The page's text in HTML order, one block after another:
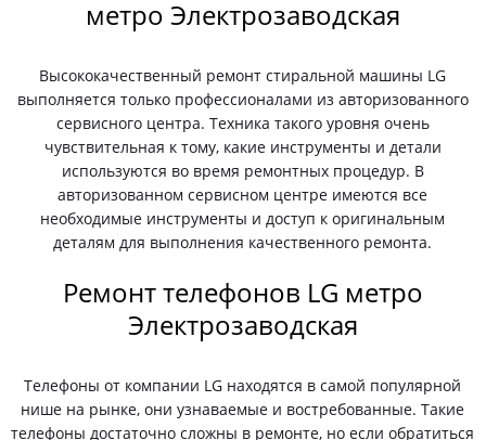
метро Электрозаводская
Высококачественный ремонт стиральной машины LG
выполняется только профессионалами из авторизованного
сервисного центра. Техника такого уровня очень
чувствительная к тому, какие инструменты и детали
используются во время ремонтных процедур. В
авторизованном сервисном центре имеются все
необходимые инструменты и доступ к оригинальным
деталям для выполнения качественного ремонта.
Ремонт телефонов LG метро
Электрозаводская
Телефоны от компании LG находятся в самой популярной
нише на рынке, они узнаваемые и востребованные. Такие
телефоны достаточно сложны в ремонте, но если обратиться